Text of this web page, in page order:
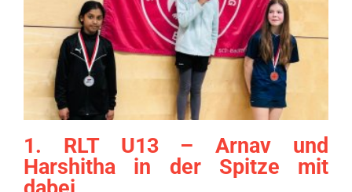
1. RLT U13 – Arnav und
Harshitha in der Spitze mit